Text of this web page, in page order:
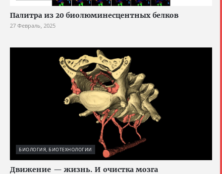
Палитра из 20 биолюминесцентных белков
27 Февраль, 2025
БИОЛОГИЯ, БИОТЕХНОЛОГИИ
Движение — жизнь. И очистка мозга